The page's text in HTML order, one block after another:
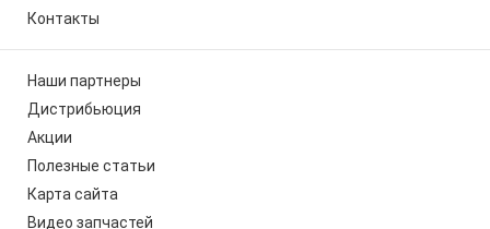
Контакты
Наши партнеры
Дистрибьюция
Акции
Полезные статьи
Карта сайта
Видео запчастей